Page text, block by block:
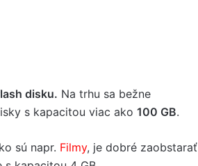
disku. Na trhu sa bežne
s kapacitou viac ako 100 GB.
sú napr. Filmy, je dobré zaobstarať